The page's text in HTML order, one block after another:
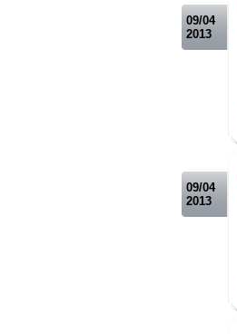
09/04
2013
09/04
2013